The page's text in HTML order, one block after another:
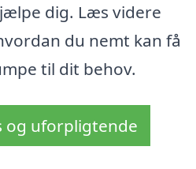
dig. Læs videre
du nemt kan få
til dit behov.
og uforpligtende